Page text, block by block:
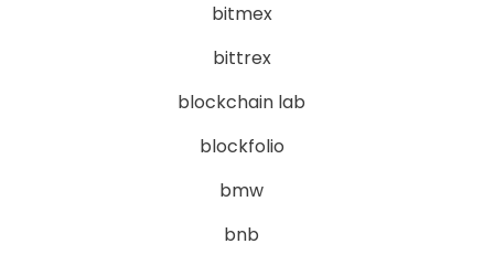
bitmex
bittrex
blockchain lab
blockfolio
bmw
bnb